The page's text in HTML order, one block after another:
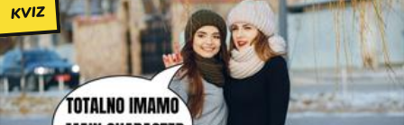
KVIZ